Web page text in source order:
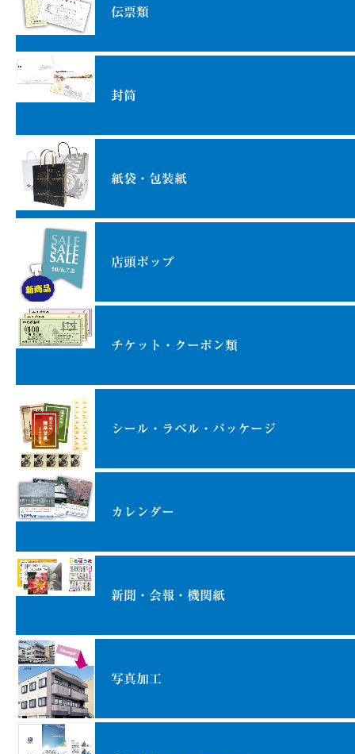
伝票類
封筒
紙袋・包装紙
店頭ポップ
チケット・クーポン類
シール・ラベル・パッケージ
カレンダー
新聞・会報・機関紙
写真加工